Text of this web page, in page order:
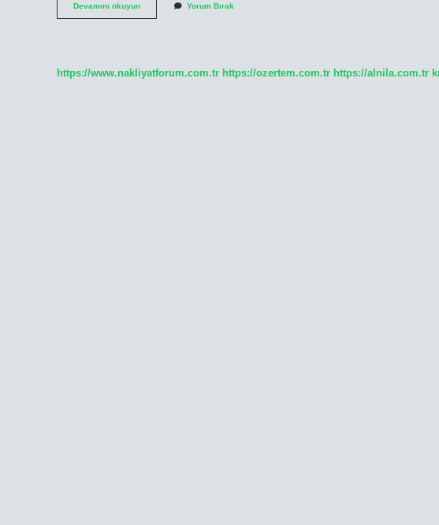
Devamını okuyunBelgrad
Antlaşmasının
Yorum Bırak
https://www.nakliyatforum.com.tr https://ozertem.com.tr https://alnila.com.tr